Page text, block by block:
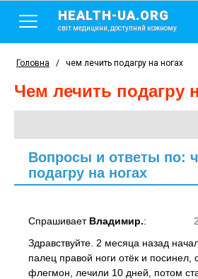
HEALTH-UA.ORG
світ медицини, доступний кожному
Головна / чем лечить подагру на ногах
чем лечить подагру
Вопросы и ответы по:
подагру на ногах
Спрашивает Владимир.:
Здравствуйте. 2 месяца назад
палец правой ноги отёк и посинел,
флегмон, лечили 10 дней, потом